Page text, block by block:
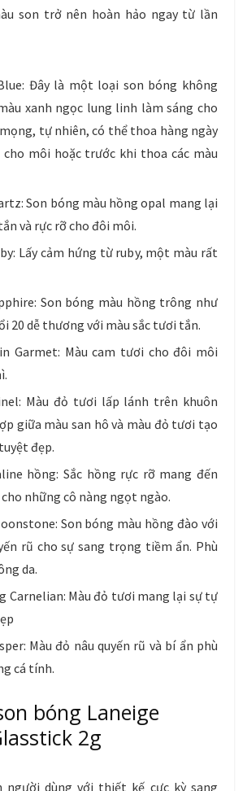
son trở nên hoàn hảo ngay từ lần
Đây là một loại son bóng không
xanh ngọc lung linh làm sáng cho
tự nhiên, có thể thoa hàng ngày
môi hoặc trước khi thoa các màu
Son bóng màu hồng opal mang lại
và rực rỡ cho đôi môi.
Lấy cảm hứng từ ruby, một màu rất
Son bóng màu hồng trông như
20 dễ thương với màu sắc tươi tắn.
Garmet: Màu cam tươi cho đôi môi
Màu đỏ tươi lấp lánh trên khuôn
giữa màu san hô và màu đỏ tươi tạo
đẹp.
hồng: Sắc hồng rực rỡ mang đến
những cô nàng ngọt ngào.
Son bóng màu hồng đào với
rũ cho sự sang trọng tiềm ẩn. Phù
da.
Carnelian: Màu đỏ tươi mang lại sự tự
Màu đỏ nâu quyến rũ và bí ẩn phù
cá tính.
bóng Laneige
2g
người dùng với thiết kế cực kỳ sang